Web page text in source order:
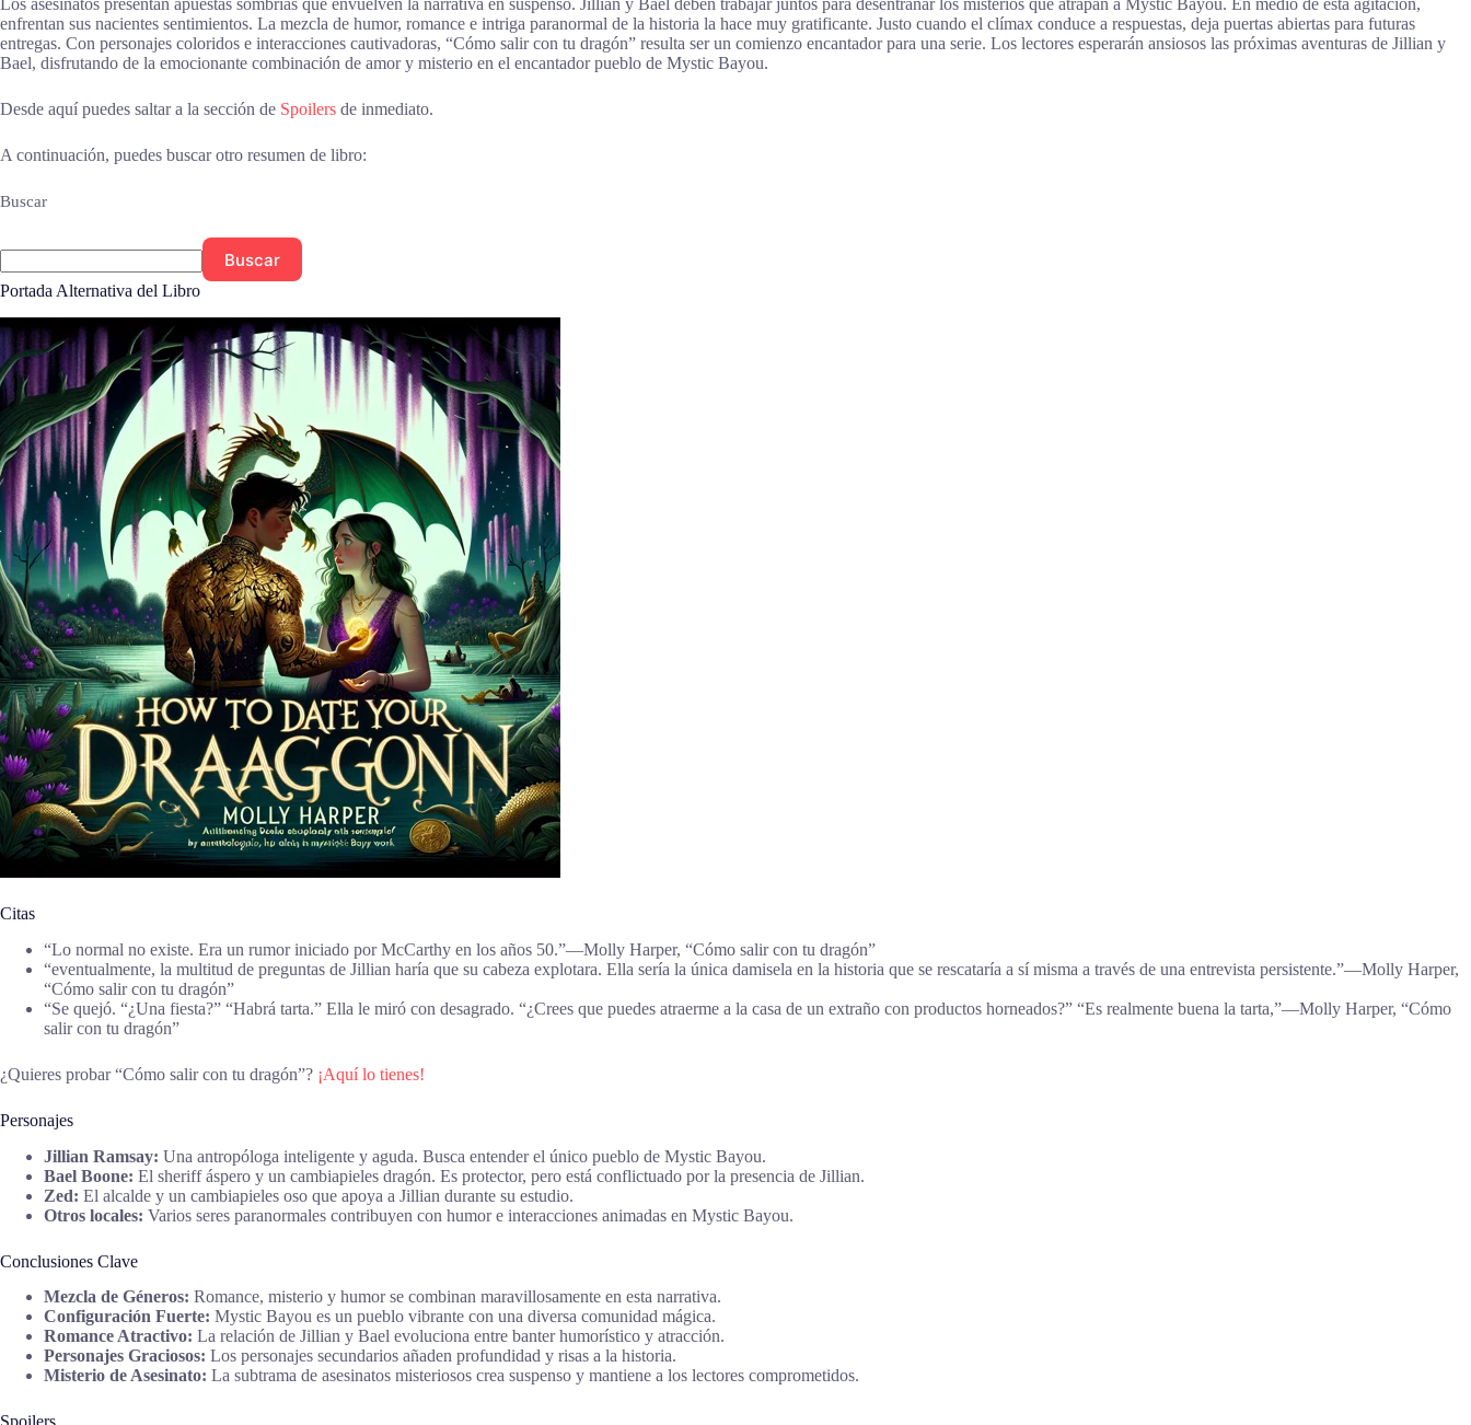
Los asesinatos presentan apuestas sombrías que envuelven la narrativa en suspenso. Jillian y Bael deben trabajar juntos para desentrañar los misterios que atrapan a Mystic Bayou. En medio de esta agitación,
enfrentan sus nacientes sentimientos. La mezcla de humor, romance e intriga paranormal de la historia la hace muy gratificante. Justo cuando el clímax conduce a respuestas, deja puertas abiertas para futuras
entregas. Con personajes coloridos e interacciones cautivadoras, “Cómo salir con tu dragón” resulta ser un comienzo encantador para una serie. Los lectores esperarán ansiosos las próximas aventuras de Jillian y
Bael, disfrutando de la emocionante combinación de amor y misterio en el encantador pueblo de Mystic Bayou.
Desde aquí puedes saltar a la sección de Spoilers de inmediato.
A continuación, puedes buscar otro resumen de libro:
Buscar
Buscar
Portada Alternativa del Libro
Citas
“Lo normal no existe. Era un rumor iniciado por McCarthy en los años 50.”―Molly Harper, “Cómo salir con tu dragón”
“eventualmente, la multitud de preguntas de Jillian haría que su cabeza explotara. Ella sería la única damisela en la historia que se rescataría a sí misma a través de una entrevista persistente.”―Molly Harper,
“Cómo salir con tu dragón”
“Se quejó. “¿Una fiesta?” “Habrá tarta.” Ella le miró con desagrado. “¿Crees que puedes atraerme a la casa de un extraño con productos horneados?” “Es realmente buena la tarta,”―Molly Harper, “Cómo
salir con tu dragón”
¿Quieres probar “Cómo salir con tu dragón”? ¡Aquí lo tienes!
Personajes
Jillian Ramsay: Una antropóloga inteligente y aguda. Busca entender el único pueblo de Mystic Bayou.
Bael Boone: El sheriff áspero y un cambiapieles dragón. Es protector, pero está conflictuado por la presencia de Jillian.
Zed: El alcalde y un cambiapieles oso que apoya a Jillian durante su estudio.
Otros locales: Varios seres paranormales contribuyen con humor e interacciones animadas en Mystic Bayou.
Conclusiones Clave
Mezcla de Géneros: Romance, misterio y humor se combinan maravillosamente en esta narrativa.
Configuración Fuerte: Mystic Bayou es un pueblo vibrante con una diversa comunidad mágica.
Romance Atractivo: La relación de Jillian y Bael evoluciona entre banter humorístico y atracción.
Personajes Graciosos: Los personajes secundarios añaden profundidad y risas a la historia.
Misterio de Asesinato: La subtrama de asesinatos misteriosos crea suspenso y mantiene a los lectores comprometidos.